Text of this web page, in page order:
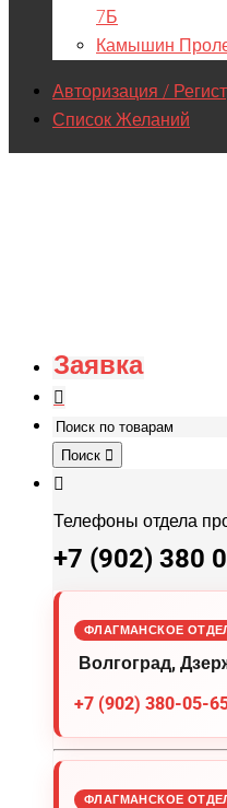
7Б
Камышин
Авторизация /
Список Желаний
Заявка
Поиск
Телефоны отдела
+7 (902) 380
ФЛАГМАНСКОЕ
Волгоград,
+7 (902) 380-05-
ФЛАГМАНСКОЕ